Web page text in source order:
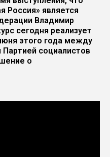
Россия» является
Владимир
сегодня реализует
этого года между
Партией социалистов
о